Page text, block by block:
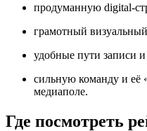
продуманную digital-
грамотный
удобные пути записи
сильную команду и её
медиаполе.
Где посмотреть